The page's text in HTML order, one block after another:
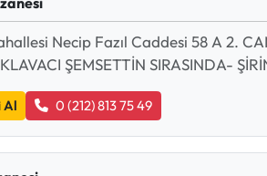
Necip Fazıl Caddesi 58 A 2.
ŞEMSETTİN SIRASINDA-
Al 0 (212) 813 75 49